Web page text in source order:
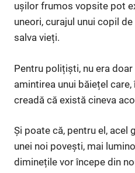
ușilor frumos vopsite pot
uneori, curajul unui copil
salva vieți.
Pentru polițiști, nu era doar
amintirea unui băiețel
creadă că există cineva
Și poate că, pentru el, acel
unei noi povești, mai
diminețile vor începe din